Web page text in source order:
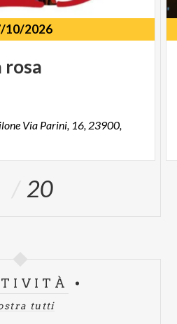
10/2026
rosa
Via Parini, 16, 23900,
20
tutti